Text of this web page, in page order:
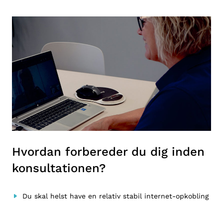
Hvordan forbereder du dig inden
konsultationen?
Du skal helst have en relativ stabil internet-opkobling